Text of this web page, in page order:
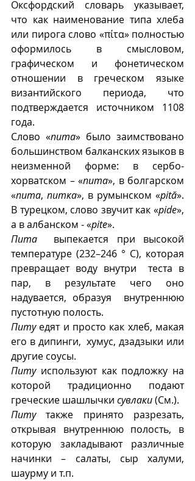
Оксфордский словарь указывает,
что как наименование типа хлеба
или пирога слово «πίτα» полностью
оформилось в смысловом,
графическом и фонетическом
отношении в греческом языке
византийского периода, что
подтверждается источником 1108
года.
Слово «пита» было заимствовано
большинством балканских языков в
неизменной форме: в сербо-
хорватском – «пита», в болгарском
«пита, питка», в румынском «pită».
В турецком, слово звучит как «pide»,
а в албанском - «pite».
Пита
  выпекается при высокой
температуре (232–246 ° C), которая
превращает воду внутри  теста в
пар, в результате чего оно
надувается, образуя  внутреннюю
пустотную полость.
Питу едят и просто как хлеб, макая
его в дипинги,  хумус, дзадзыки или
другие соусы.
Питу используют как подложку на
которой традиционно подают
греческие шашлычки сувлаки (См.).
Питу также принято разрезать,
открывая внутреннюю полость, в
которую закладывают различные
начинки – салаты, сыр халуми,
шаурму и т.п.